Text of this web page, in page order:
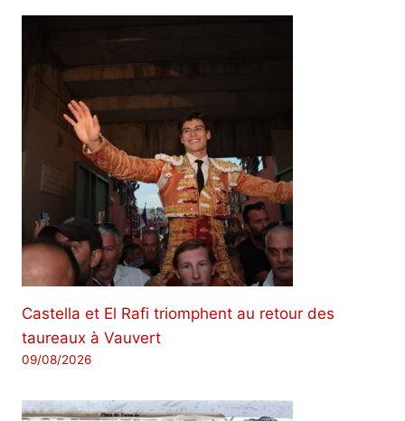
Castella et El Rafi triomphent au retour des
taureaux à Vauvert
09/08/2026